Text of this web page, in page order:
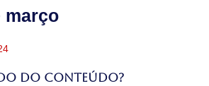
março
do conteúdo?